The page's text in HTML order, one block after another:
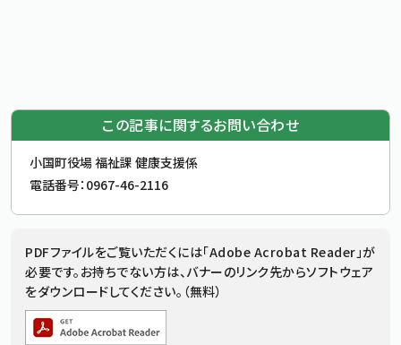
この記事に関するお問い合わせ
お問合せ先
小国町役場 福祉課 健康支援係
電話番号： 0967-46-2116
追加情報：PDFファイル
PDFファイルをご覧いただくには「Adobe Acrobat Reader」が
必要です。お持ちでない方は、バナーのリンク先からソフトウェア
をダウンロードしてください。（無料）